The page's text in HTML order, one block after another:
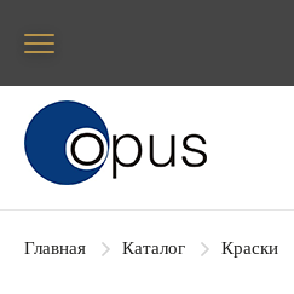
Блок поиска
Главная Каталог Краски